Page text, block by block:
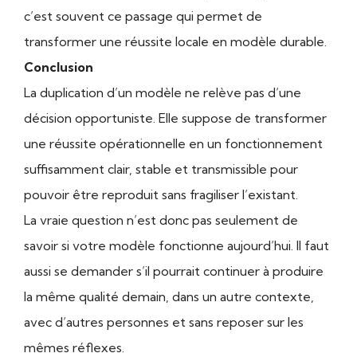
c’est souvent ce passage qui permet de
transformer une réussite locale en modèle durable.
Conclusion
La duplication d’un modèle ne relève pas d’une
décision opportuniste. Elle suppose de transformer
une réussite opérationnelle en un fonctionnement
suffisamment clair, stable et transmissible pour
pouvoir être reproduit sans fragiliser l’existant.
La vraie question n’est donc pas seulement de
savoir si votre modèle fonctionne aujourd’hui. Il faut
aussi se demander s’il pourrait continuer à produire
la même qualité demain, dans un autre contexte,
avec d’autres personnes et sans reposer sur les
mêmes réflexes.